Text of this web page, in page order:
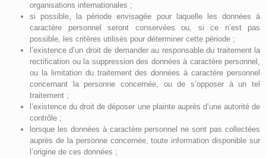
organisations internationales ;
si possible, la période envisagée pour laquelle les données à
caractère personnel seront conservées ou, si ce n’est pas
possible, les critères utilisés pour déterminer cette période ;
l’existence d’un droit de demander au responsable du traitement la
rectification ou la suppression des données à caractère personnel,
ou la limitation du traitement des données à caractère personnel
concernant la personne concernée, ou de s’opposer à un tel
traitement ;
l’existence du droit de déposer une plainte auprès d’une autorité de
contrôle ;
lorsque les données à caractère personnel ne sont pas collectées
auprès de la personne concernée, toute information disponible sur
l’origine de ces données ;